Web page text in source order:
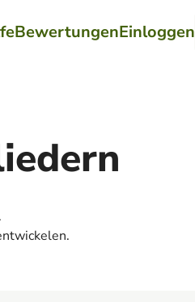
BewertungenEinloggen